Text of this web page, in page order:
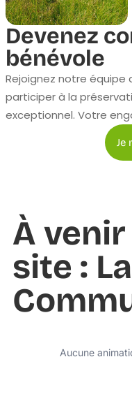
Devenez
bénévole
Rejoignez notre équipe
participer à la
exceptionnel. Votre
Je
À
site :
Aucune